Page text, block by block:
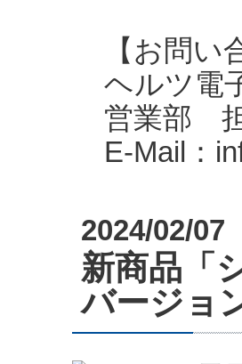
【お問い
ヘルツ電
営業部
E-Mail：
2024/02/07
新商品「
バージョ